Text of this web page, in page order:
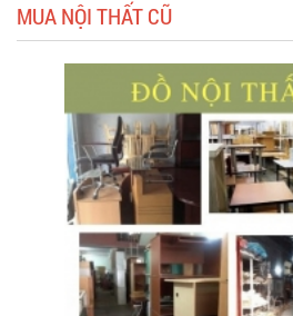
MUA NỘI THẤT CŨ